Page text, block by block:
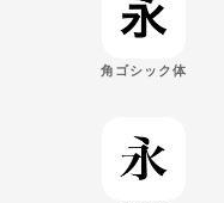
角ゴシック体